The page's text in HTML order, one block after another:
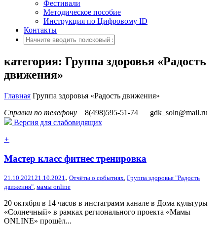
Фестивали
Методическое пособие
Инструкция по Цифровому ID
Контакты
категория: Группа здоровья «Радость
движения»
Главная Группа здоровья «Радость движения»
Справки по телефону
8(498)595-51-74
gdk_soln@mail.ru
Версия для слабовидящих
+
Мастер класс фитнес тренировка
21.10.202121.10.2021, Отчёты о событиях, Группа здоровья "Радость
движения", мамы online
20 октября в 14 часов в инстаграмм канале в Дома культуры
«Солнечный» в рамках регионального проекта «Мамы
ONLINE» прошёл...